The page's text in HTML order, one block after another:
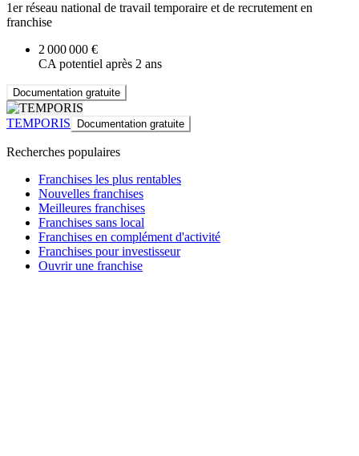
1er réseau national de travail temporaire et de recrutement en
franchise
2 000 000 €
CA potentiel après 2 ans
Documentation gratuite
TEMPORIS Documentation gratuite
Recherches populaires
Franchises les plus rentables
Nouvelles franchises
Meilleures franchises
Franchises sans local
Franchises en complément d'activité
Franchises pour investisseur
Ouvrir une franchise